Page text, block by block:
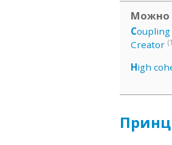
Можно
Coupling
Creator
High